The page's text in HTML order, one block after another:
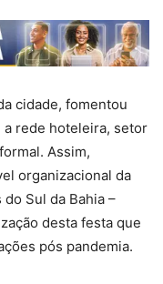
cidade, fomentou
rede hoteleira, setor
Assim,
organizacional da
Sul da Bahia –
desta festa que
pós pandemia.